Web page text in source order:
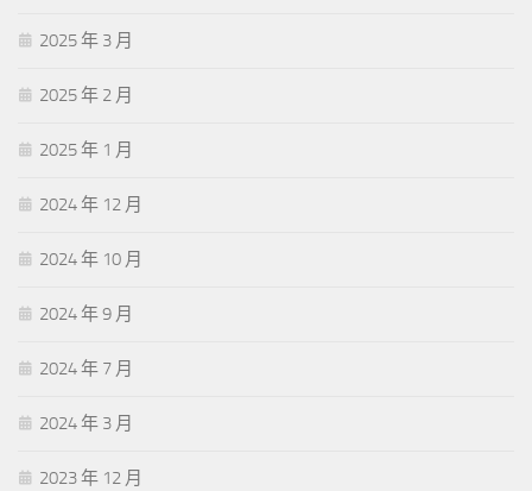
2025 年 3 月
2025 年 2 月
2025 年 1 月
2024 年 12 月
2024 年 10 月
2024 年 9 月
2024 年 7 月
2024 年 3 月
2023 年 12 月